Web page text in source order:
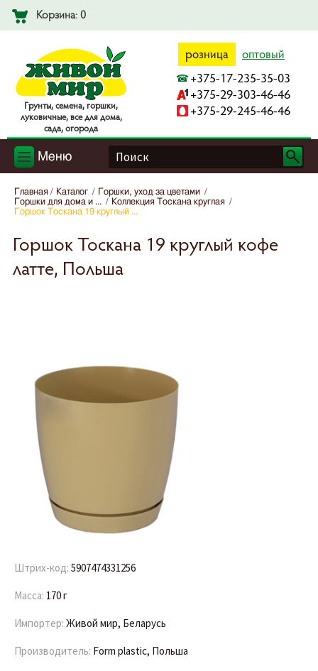
Корзина: 0
Гpyнты, ceмeнa, гopшки,
лyкoвичныe, вce для дoмa,
caдa, oгopoдa
розница оптовый
+375-17-235-35-03
+375-29-303-46-46
+375-29-245-46-46
Меню
Главная Каталог
Горшки, уход за цветами
Горшки для дома и ...
Коллекция Тоскана круглая
Горшок Тоскана 19 круглый ...
Горшок Тоскана 19 круглый кофе
латте, Польша
Штрих-код: 5907474331256
Масса: 170 г
Импортер: Живой мир, Беларусь
Производитель: Form plastic, Польша